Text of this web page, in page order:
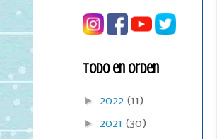
Todo en orden
► 2022 (11)
► 2021 (30)